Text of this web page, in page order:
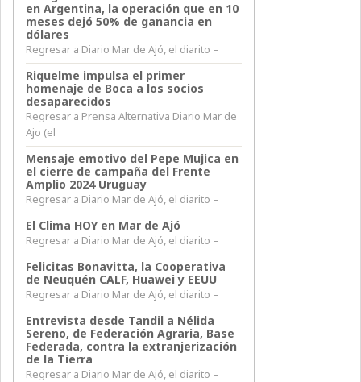
en Argentina, la operación que en 10
meses dejó 50% de ganancia en
dólares
Regresar a Diario Mar de Ajó, el diarito –
Riquelme impulsa el primer
homenaje de Boca a los socios
desaparecidos
Regresar a Prensa Alternativa Diario Mar de
Ajo (el
Mensaje emotivo del Pepe Mujica en
el cierre de campaña del Frente
Amplio 2024 Uruguay
Regresar a Diario Mar de Ajó, el diarito –
El Clima HOY en Mar de Ajó
Regresar a Diario Mar de Ajó, el diarito –
Felicitas Bonavitta, la Cooperativa
de Neuquén CALF, Huawei y EEUU
Regresar a Diario Mar de Ajó, el diarito –
Entrevista desde Tandil a Nélida
Sereno, de Federación Agraria, Base
Federada, contra la extranjerización
de la Tierra
Regresar a Diario Mar de Ajó, el diarito –